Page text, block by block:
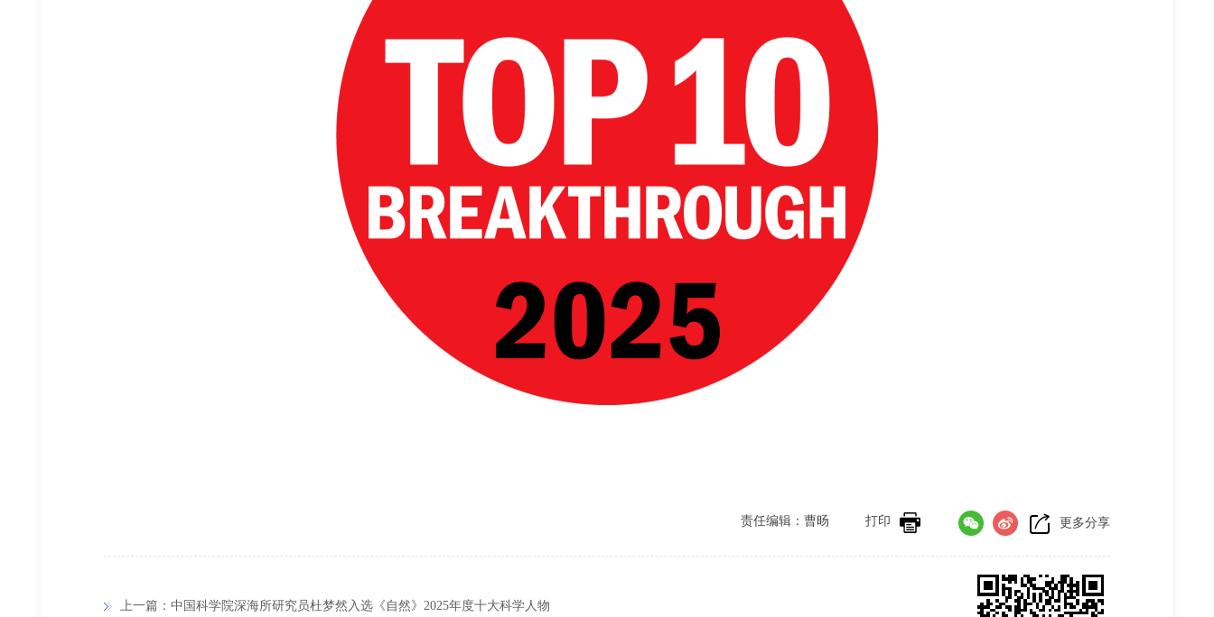
更多分享
打印
责任编辑：曹旸
上一篇：中国科学院深海所研究员杜梦然入选《自然》2025年度十大科学人物